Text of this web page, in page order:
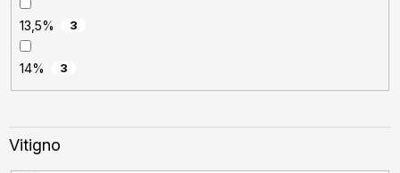
13,5% 3
14% 3
Vitigno